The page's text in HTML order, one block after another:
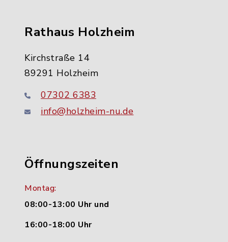
Rathaus Holzheim
Kirchstraße 14
89291 Holzheim
07302 6383
info@holzheim-nu.de
Öffnungszeiten
Montag:
08:00-13:00 Uhr und
16:00-18:00 Uhr